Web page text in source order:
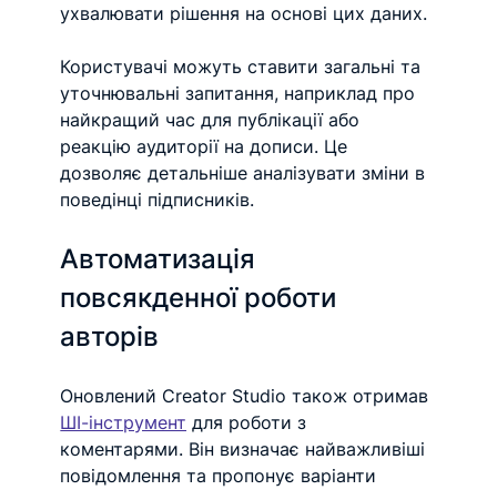
ухвалювати рішення на основі цих даних.
Користувачі можуть ставити загальні та
уточнювальні запитання, наприклад про
найкращий час для публікації або
реакцію аудиторії на дописи. Це
дозволяє детальніше аналізувати зміни в
поведінці підписників.
Автоматизація
повсякденної роботи
авторів
Оновлений Creator Studio також отримав
ШІ-інструмент для роботи з
коментарями. Він визначає найважливіші
повідомлення та пропонує варіанти